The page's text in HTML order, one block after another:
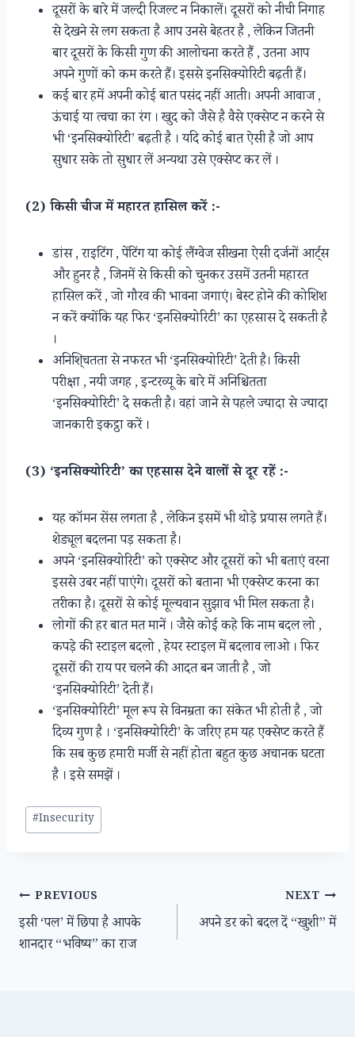
दूसरों के बारे में जल्दी रिजल्ट न निकालें। दूसरों को नीची निगाह
से देखने से लग सकता है आप उनसे बेहतर है , लेकिन जितनी
बार दूसरों के किसी गुण की आलोचना करते हैं , उतना आप
अपने गुणों को कम करते हैं। इससे इनसिक्योरिटी बढ़ती हैं।
कई बार हमें अपनी कोई बात पसंद नहीं आती। अपनी आवाज ,
ऊंचाई या त्वचा का रंग । खुद को जैसे है वैसे एक्सेप्ट न करने से
भी ‘इनसिक्योरिटी’ बढ़ती है । यदि कोई बात ऐसी है जो आप
सुधार सके तो सुधार लें अन्यथा उसे एक्सेप्ट कर लें ।
(2) किसी चीज में महारत हासिल करें :-
डांस , राइटिंग , पेंटिंग या कोई लैंग्वेज सीखना ऐसी दर्जनों आर्ट्स
और हुनर है , जिनमें से किसी को चुनकर उसमें उतनी महारत
हासिल करें , जो गौरव की भावना जगाएं। बेस्ट होने की कोशिश
न करें क्योंकि यह फिर ‘इनसिक्योरिटी’ का एहसास दे सकती है
।
अनिशि्चतता से नफरत भी ‘इनसिक्योरिटी’ देती है। किसी
परीक्षा , नयी जगह , इन्टरव्यू के बारे में अनिश्चितता
‘इनसिक्योरिटी’ दे सकती है। वहां जाने से पहले ज्यादा से ज्यादा
जानकारी इकट्ठा करें ।
(3) ‘इनसिक्योरिटी’ का एहसास देने वालों से दूर रहें :-
यह कॉमन सेंस लगता है , लेकिन इसमें भी थोड़े प्रयास लगते हैं।
शेड्यूल बदलना पड़ सकता है।
अपने ‘इनसिक्योरिटी’ को एक्सेप्ट और दूसरों को भी बताएं वरना
इससे उबर नहीं पाएंगे। दूसरों को बताना भी एक्सेप्ट करना का
तरीका है। दूसरों से कोई मूल्यवान सुझाव भी मिल सकता है।
लोगों की हर बात मत मानें । जैसे कोई कहे कि नाम बदल लो ,
कपड़े की स्टाइल बदलो , हेयर स्टाइल में बदलाव लाओ । फिर
दूसरों की राय पर चलने की आदत बन जाती है , जो
‘इनसिक्योरिटी’ देती हैं।
‘इनसिक्योरिटी’ मूल रूप से विनम्रता का संकेत भी होती है , जो
दिव्य गुण है । ‘इनसिक्योरिटी’ के जरिए हम यह एक्सेप्ट करते हैं
कि सब कुछ हमारी मर्जी से नहीं होता बहुत कुछ अचानक घटता
है । इसे समझें ।
Post
Tags:
#Insecurity
Post
navigation
PREVIOUS
इसी ‘पल’ में छिपा है आपके
शानदार “भविष्य” का राज
NEXT
अपने डर को बदल दें “खुशी” में